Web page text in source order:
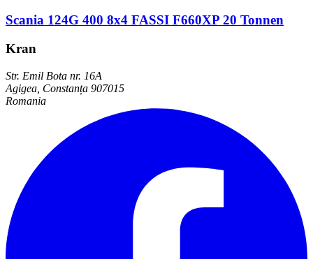
Scania 124G 400 8x4 FASSI F660XP 20 Tonnen
Kran
Str. Emil Bota nr. 16A
Agigea, Constanța 907015
Romania